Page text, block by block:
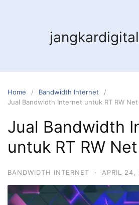
Home
Bandwidth Internet
Jual Bandwidth Internet untuk RT RW
Jual Bandwidth
untuk RT RW
BANDWIDTH INTERNET · APRIL 24,